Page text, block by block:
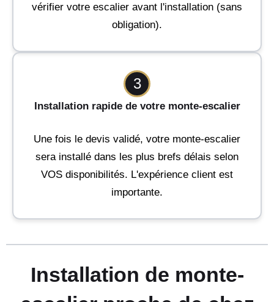
vérifier votre escalier avant l'installation (sans
obligation).
3
Installation rapide de votre monte-escalier
Une fois le devis validé, votre monte-escalier
sera installé dans les plus brefs délais selon
VOS disponibilités. L'expérience client est
importante.
Installation de monte-